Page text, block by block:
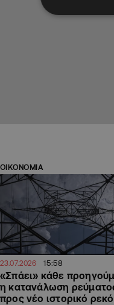
ΟΙΚΟΝΟΜΙΑ
23.07.2026 15:58
«Σπάει» κάθε
η κατανάλωση
προς νέο ιστορικό